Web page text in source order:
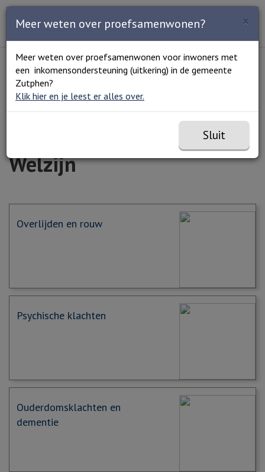
Open en sluit het
Menu
Lees voor
Uitleg woorden
Simpele tekst
Home Zorg en welzijn
Welzijn
Overlijden en rouw
Psychische klachten
Ouderdomsklachten en
dementie
×
Meer weten over proefsamenwonen?
Meer weten over proefsamenwonen voor inwoners met
een inkomensondersteuning (uitkering) in de gemeente
Zutphen?
Klik hier en je leest er alles over.
Sluit